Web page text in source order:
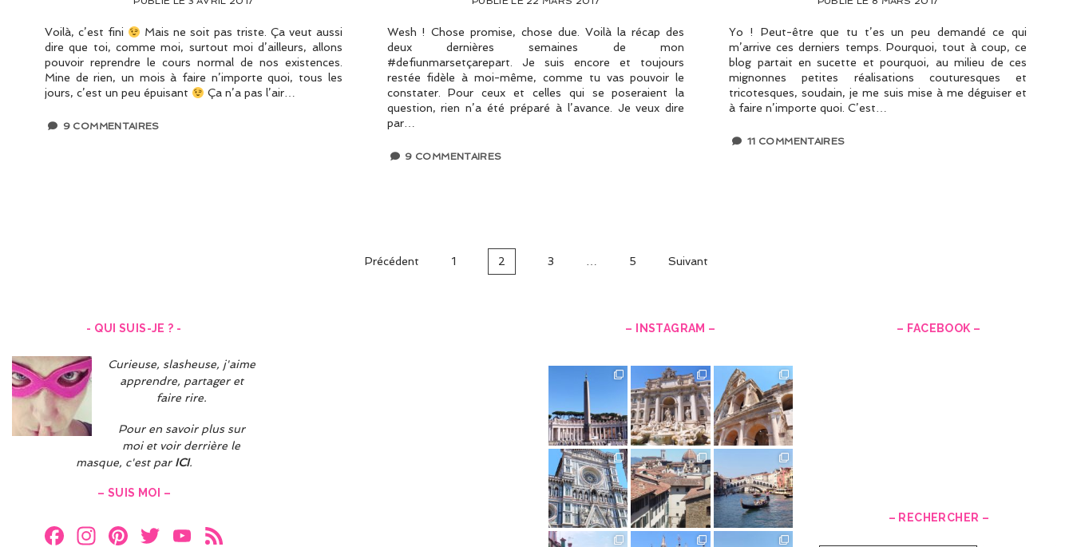
Voilà, c’est fini
Mais ne soit pas triste. Ça veut aussi
dire que toi, comme moi, surtout moi d’ailleurs, allons
pouvoir reprendre le cours normal de nos existences.
Mine de rien, un mois à faire n’importe quoi, tous les
jours, c’est un peu épuisant
Ça n’a pas l’air…
9 COMMENTAIRES
Wesh ! Chose promise, chose due. Voilà la récap des
deux dernières semaines de mon
#defiunmarsetçarepart. Je suis encore et toujours
restée fidèle à moi-même, comme tu vas pouvoir le
constater. Pour ceux et celles qui se poseraient la
question, rien n’a été préparé à l’avance. Je veux dire
par…
9 COMMENTAIRES
Yo ! Peut-être que tu t’es un peu demandé ce qui
m’arrive ces derniers temps. Pourquoi, tout à coup, ce
blog partait en sucette et pourquoi, au milieu de ces
mignonnes petites réalisations couturesques et
tricotesques, soudain, je me suis mise à me déguiser et
à faire n’importe quoi. C’est…
11 COMMENTAIRES
Précédent 1 2 3 … 5 Suivant
- QUI SUIS-JE ? -
Curieuse, slasheuse, j'aime
apprendre, partager et
faire rire.
Pour en savoir plus sur
moi et voir derrière le
masque, c'est par ICI.
– SUIS MOI –
F
In Pi T
Y
– INSTAGRAM – – FACEBOOK –
– RECHERCHER –